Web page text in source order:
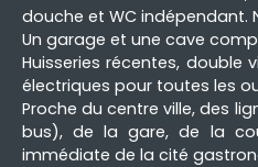
douche et WC indépendant.
Un garage et une cave
Huisseries récentes, double
électriques pour toutes les
Proche du centre ville, des
bus), de la gare, de la
immédiate de la cité